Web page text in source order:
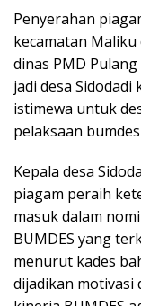
Penyerahan
kecamatan
dinas PMD
jadi desa Sidodadi
istimewa untuk
pelaksaan
Kepala desa
piagam peraih
masuk dalam
BUMDES yang
menurut kades
dijadikan motivasi